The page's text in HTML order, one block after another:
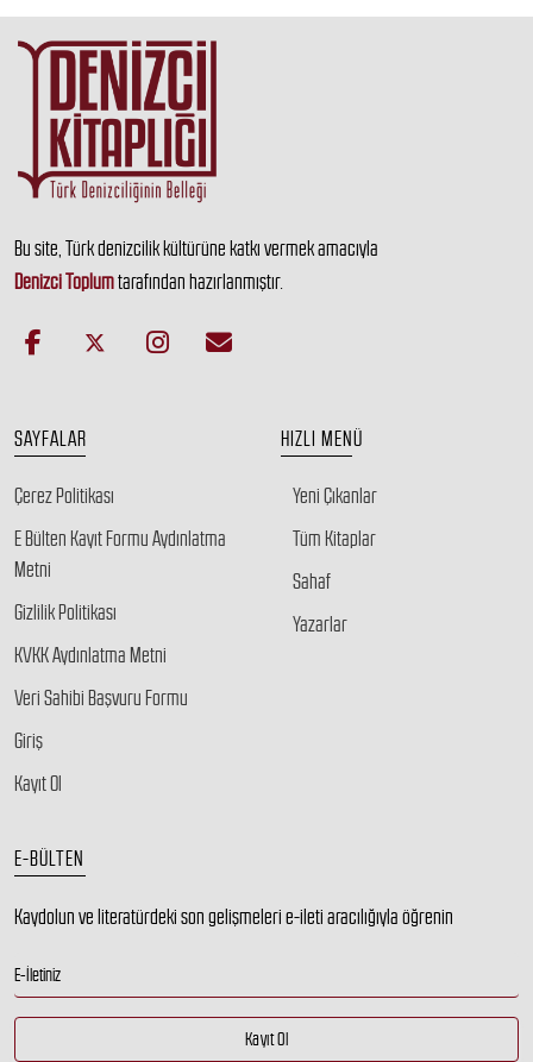
Bu site, Türk denizcilik kültürüne katkı vermek amacıyla
Denizci Toplumtarafından hazırlanmıştır.
SAYFALAR
Çerez Politikası
E Bülten Kayıt Formu Aydınlatma
Metni
Gizlilik Politikası
KVKK Aydınlatma Metni
Veri Sahibi Başvuru Formu
Giriş
Kayıt Ol
HIZLI MENÜ
Yeni Çıkanlar
Tüm Kitaplar
Sahaf
Yazarlar
E-BÜLTEN
Kaydolun ve literatürdeki son gelişmeleri e-ileti aracılığıyla öğrenin